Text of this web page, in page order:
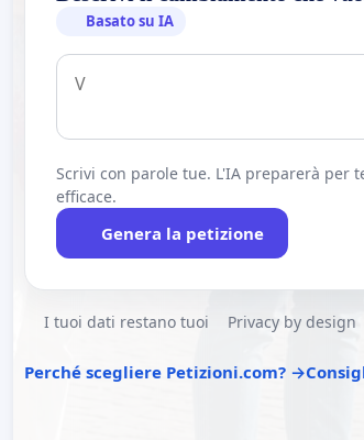
Basato su IA
Scrivi con parole tue. L'IA preparerà per
efficace.
Genera la petizione
I tuoi dati restano tuoi Privacy by design
Perché scegliere Petizioni.com? →